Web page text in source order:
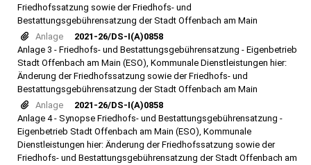
Friedhofssatzung sowie der Friedhofs- und
Bestattungsgebührensatzung der Stadt Offenbach am Main
Anlage
2021-26/DS-I(A)0858
Anlage 3 - Friedhofs- und Bestattungsgebührensatzung - Eigenbetrieb
Stadt Offenbach am Main (ESO), Kommunale Dienstleistungen hier:
Änderung der Friedhofssatzung sowie der Friedhofs- und
Bestattungsgebührensatzung der Stadt Offenbach am Main
Anlage
2021-26/DS-I(A)0858
Anlage 4 - Synopse Friedhofs- und Bestattungsgebührensatzung -
Eigenbetrieb Stadt Offenbach am Main (ESO), Kommunale
Dienstleistungen hier: Änderung der Friedhofssatzung sowie der
Friedhofs- und Bestattungsgebührensatzung der Stadt Offenbach am